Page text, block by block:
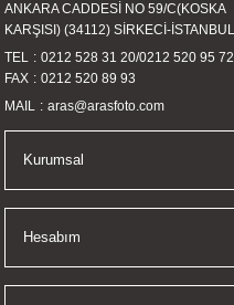
ANKARA CADDESİ NO 59/C(KOSKA
KARŞISI) (34112) SİRKECİ-İSTANBUL
TEL
0212 528 31 20/0212 520 95 72
FAX
0212 520 89 93
MAIL
aras@arasfoto.com
Kurumsal
Hesabım